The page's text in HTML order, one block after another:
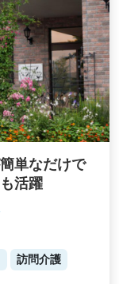
単なだけで
活躍
訪問介護